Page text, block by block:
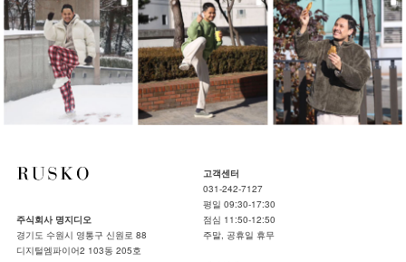
주식회사 명지디오
경기도 수원시 영통구 신원로 88
디지털엠파이어2 103동 205호
고객센터
031-242-7127
평일 09:30-17:30
점심 11:50-12:50
주말, 공휴일 휴무